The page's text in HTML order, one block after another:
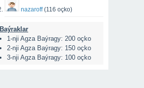
nazaroff (116 oçko)
Baýraklar
1-nji Agza Baýragy: 200 oçko
2-nji Agza Baýragy: 150 oçko
3-nji Agza Baýragy: 100 oçko